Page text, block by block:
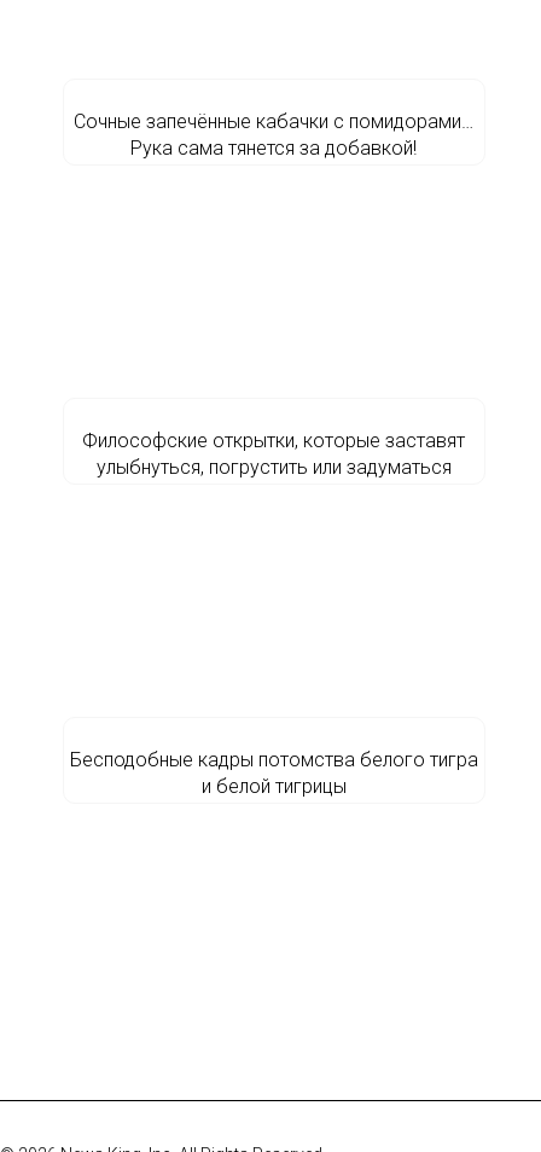
Сочные запечённые кабачки с помидорами…
Рука сама тянется за добавкой!
Философские открытки, которые заставят
улыбнуться, погрустить или задуматься
Бесподобные кадры потомства белого тигра
и белой тигрицы